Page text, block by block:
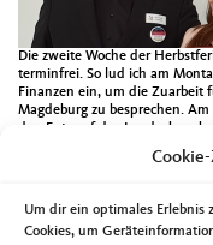
Um dir ein optimales Erlebnis
Cookies, um
Die zweite Woche der
terminfrei. So lud ich am
Finanzen ein, um die Zuarbeit
Magdeburg zu besprechen.
den Entwurf des
Kreisvorstand. Es war die
kommenden Samstag beim
Mittwoch hatte ich die
Sachsen-Anhalts, Lisa
Ein kurzerBerichtfindet sich